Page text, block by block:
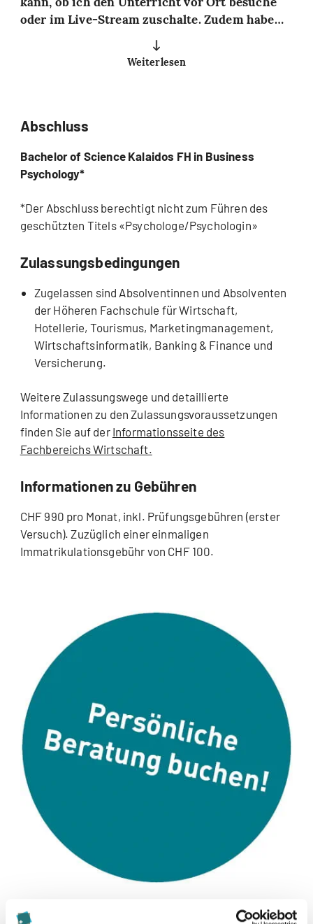
oder im Live-Stream zuschalte. Zudem habe
ich neben dem Studium die Möglichkeit in
meinem 100%-Pensum tätig zu bleiben, da der
und somit ermöglichen, dass man das Gelernte
kann.
Weiterlesen
Abschluss
Bachelor of Science Kalaidos FH in Business
Psychology*
*Der Abschluss berechtigt nicht zum Führen des
geschützten Titels «Psychologe/Psychologin»
Zulassungsbedingungen
Zugelassen sind Absolventinnen und Absolventen
der Höheren Fachschule für Wirtschaft,
Hotellerie, Tourismus, Marketingmanagement,
Wirtschaftsinformatik, Banking & Finance und
Versicherung.
Weitere Zulassungswege und detaillierte
Informationen zu den Zulassungsvoraussetzungen
finden Sie auf der Informationsseite des
Fachbereichs Wirtschaft.
Informationen zu Gebühren
CHF 990 pro Monat, inkl. Prüfungsgebühren (erster
Versuch). Zuzüglich einer einmaligen
Immatrikulationsgebühr von CHF 100.
Diese Seite teilen